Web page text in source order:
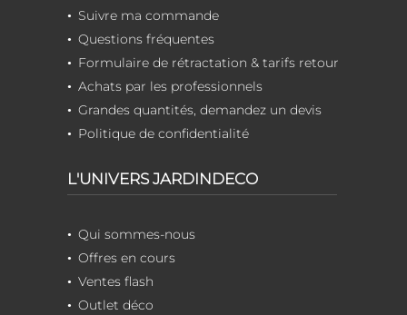
Suivre ma commande
Questions fréquentes
Formulaire de rétractation & tarifs retour
Achats par les professionnels
Grandes quantités, demandez un devis
Politique de confidentialité
L'UNIVERS JARDINDECO
Qui sommes-nous
Offres en cours
Ventes flash
Outlet déco